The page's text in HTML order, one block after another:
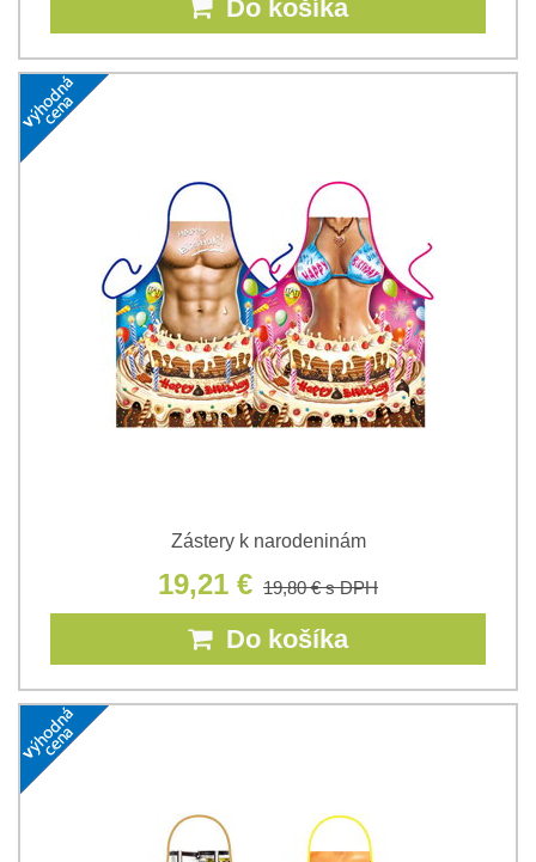
Do košíka
Zástery k narodeninám
19,21 € 19,80 €s DPH
Do košíka